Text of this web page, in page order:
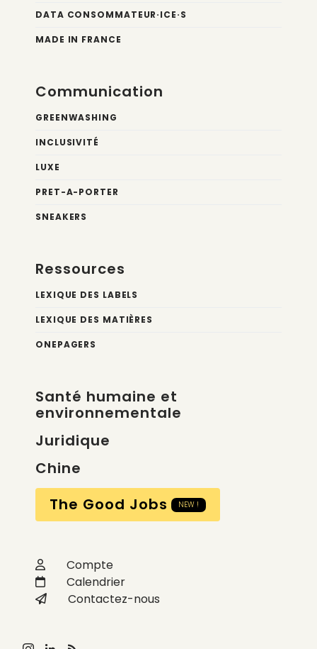
DATA CONSOMMATEUR·ICE·S
MADE IN FRANCE
Communication
GREENWASHING
INCLUSIVITÉ
LUXE
PRET-A-PORTER
SNEAKERS
Ressources
LEXIQUE DES LABELS
LEXIQUE DES MATIÈRES
ONEPAGERS
Santé humaine et
environnementale
Juridique
Chine
The Good Jobs
NEW !
Compte
Calendrier
Contactez-nous